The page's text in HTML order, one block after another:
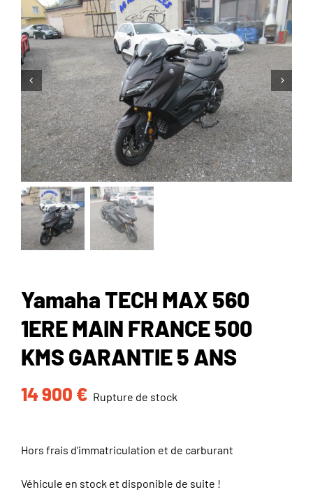
Yamaha TECH MAX 560
1ERE MAIN FRANCE 500
KMS GARANTIE 5 ANS
14 900 € Rupture de stock
Hors frais d’immatriculation et de carburant
Véhicule en stock et disponible de suite !